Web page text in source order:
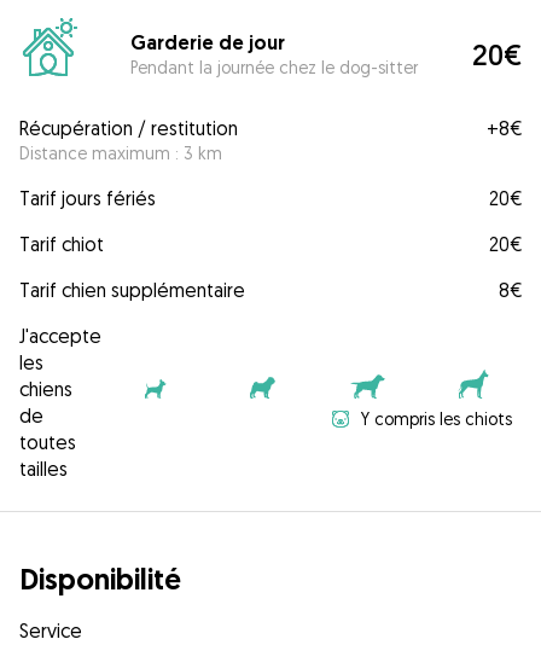
Garderie de jour
Pendant la journée chez le dog-sitter 20€
Récupération / restitution
Distance maximum : 3 km
+8€
Tarif jours fériés
20€
Tarif chiot
20€
Tarif chien supplémentaire
8€
J'accepte
les
chiens
de
toutes
tailles
Y compris les chiots
Disponibilité
Service